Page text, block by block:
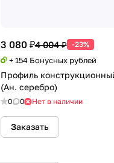
3 080 ₽4 004 ₽ -23%
+ 154 Бонусных рублей
Профиль
(Ан. серебро)
0 0 Нет в наличии
Заказать